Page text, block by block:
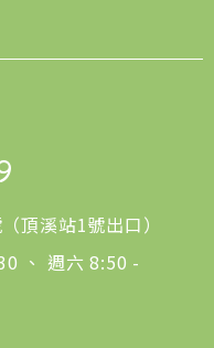
頂溪站1號出口）
、 週六 8:50 -